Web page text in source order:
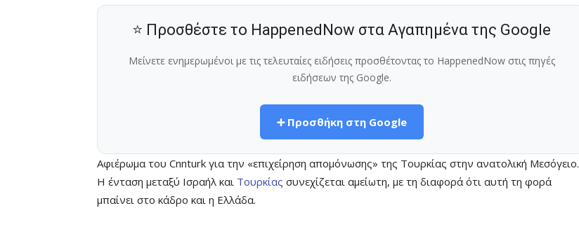
⭐ Προσθέστε το HappenedNow στα Αγαπημένα της Google
Μείνετε ενημερωμένοι με τις τελευταίες ειδήσεις προσθέτοντας το HappenedNow στις πηγές
ειδήσεων της Google.
➕ Προσθήκη στη Google
Αφιέρωμα του Cnnturk για την «επιχείρηση απομόνωσης» της Τουρκίας στην ανατολική Μεσόγειο.
Η ένταση μεταξύ Ισραήλ και Τουρκίας συνεχίζεται αμείωτη, με τη διαφορά ότι αυτή τη φορά
μπαίνει στο κάδρο και η Ελλάδα.